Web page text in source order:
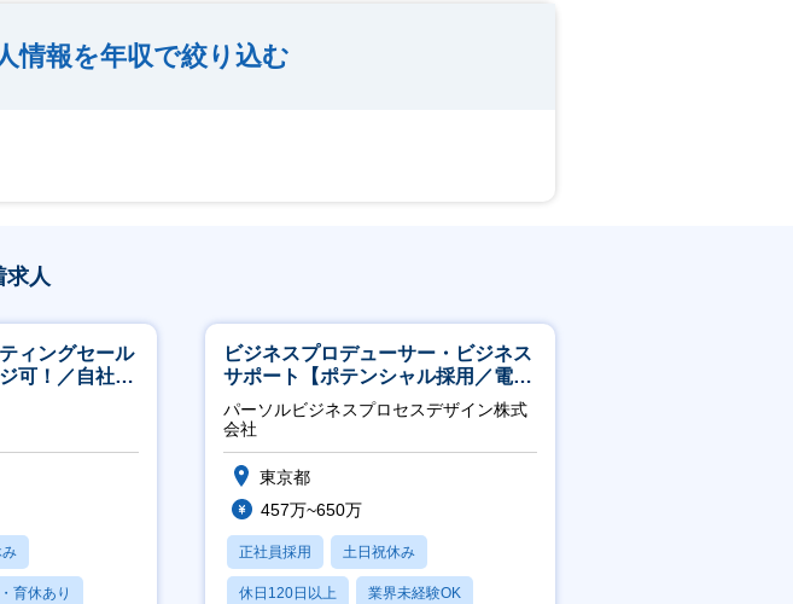
情報を年収で絞り込む
求人
ィングセール
可！／自社サ
の営業
育休あり
ビジネスプロデューサー・ビジネス
サポート【ポテンシャル採用／電
力・ガス等の民間向けプロジェクト
推進】
パーソルビジネスプロセスデザイン株式
会社
東京都
457万~650万
正社員採用 土日祝休み
休日120日以上 業界未経験OK